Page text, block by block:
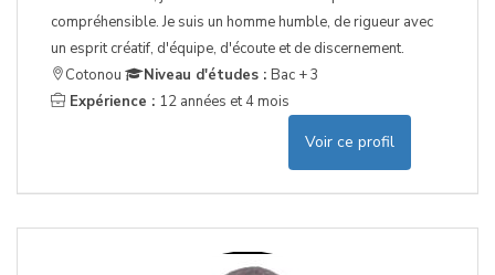
compréhensible. Je suis un homme humble, de rigueur avec
un esprit créatif, d'équipe, d'écoute et de discernement.
Cotonou
Niveau d'études : Bac + 3
Expérience : 12 années et 4 mois
Voir ce profil